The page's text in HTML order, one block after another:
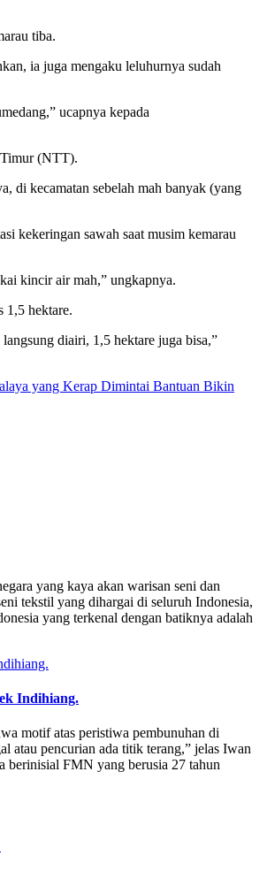
tiba.
ia juga mengaku leluhurnya sudah
ucapnya kepada
Timur (NTT).
di kecamatan sebelah mah banyak (yang
kekeringan sawah saat musim kemarau
kincir air mah,” ungkapnya.
1,5 hektare.
diairi, 1,5 hektare juga bisa,”
yang Kerap Dimintai Bantuan Bikin
yang kaya akan warisan seni dan
tekstil yang dihargai di seluruh Indonesia,
yang terkenal dengan batiknya adalah
Indihiang.
motif atas peristiwa pembunuhan di
atau pencurian ada titik terang,” jelas Iwan
berinisial FMN yang berusia 27 tahun